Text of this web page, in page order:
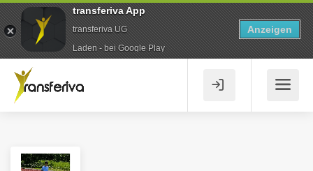
transferiva App
transferiva UG
Laden - bei Google Play
Anzeigen